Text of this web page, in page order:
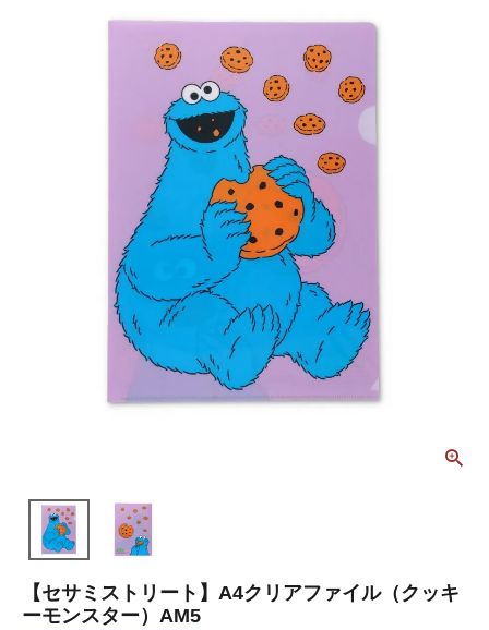
【セサミストリート】A4クリアファイル（クッキ
ーモンスター）AM5